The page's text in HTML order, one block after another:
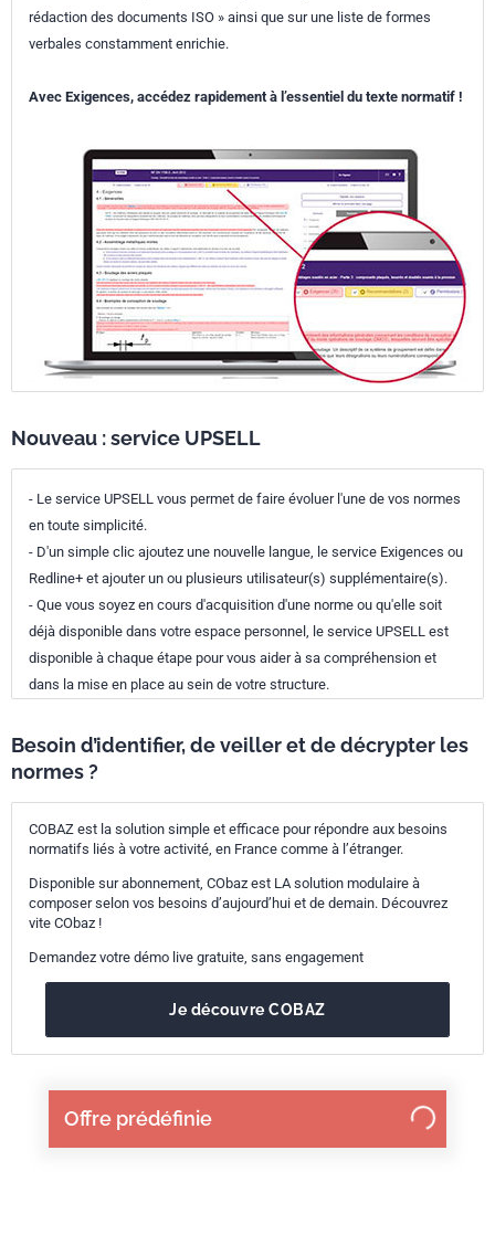
Offre prédéfinie
rédaction des documents ISO » ainsi que sur une liste de formes
verbales constamment enrichie.
Avec Exigences, accédez rapidement à l’essentiel du texte normatif !
Nouveau : service UPSELL
- Le service UPSELL vous permet de faire évoluer l'une de vos normes
en toute simplicité.
- D'un simple clic ajoutez une nouvelle langue, le service Exigences ou
Redline+ et ajouter un ou plusieurs utilisateur(s) supplémentaire(s).
- Que vous soyez en cours d'acquisition d'une norme ou qu'elle soit
déjà disponible dans votre espace personnel, le service UPSELL est
disponible à chaque étape pour vous aider à sa compréhension et
dans la mise en place au sein de votre structure.
Besoin d’identifier, de veiller et de décrypter les
normes ?
COBAZ est la solution simple et efficace pour répondre aux besoins
normatifs liés à votre activité, en France comme à l’étranger.
Disponible sur abonnement, CObaz est LA solution modulaire à
composer selon vos besoins d’aujourd’hui et de demain. Découvrez
vite CObaz !
Demandez votre démo live gratuite, sans engagement
Je découvre COBAZ